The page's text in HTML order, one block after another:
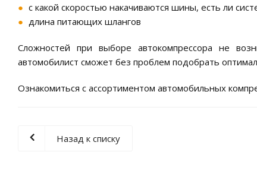
с какой скоростью накачиваются шины, есть ли
длина питающих шлангов
Сложностей при выборе автокомпрессора не
автомобилист сможет без проблем подобрать
Ознакомиться с ассортиментом автомобильных
Назад к списку